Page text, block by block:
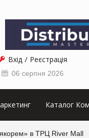
Вхід Реєстрація
06 серпня 2026
Каталог
в ТРЦ River Mall